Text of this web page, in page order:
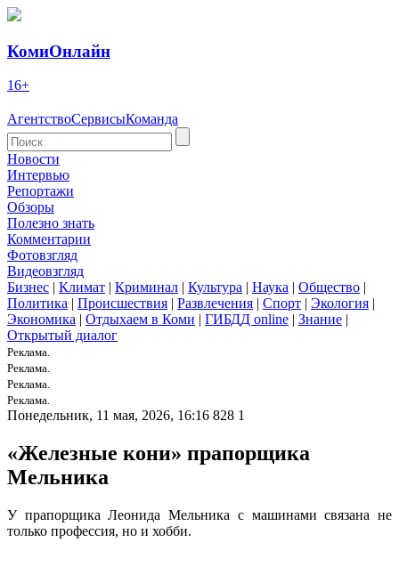
КомиОнлайн
16+
АгентствоСервисыКоманда
Новости
Интервью
Репортажи
Обзоры
Полезно знать
Комментарии
Фотовзгляд
Видеовзгляд
Бизнес | Климат | Криминал | Культура | Наука | Общество |
Политика | Происшествия | Развлечения | Спорт | Экология |
Экономика | Отдыхаем в Коми | ГИБДД online | Знание |
Открытый диалог
Реклама.
Реклама.
Реклама.
Реклама.
Понедельник, 11 мая, 2026, 16:16 828 1
«Железные кони» прапорщика
Мельника
У прапорщика Леонида Мельника с машинами связана не
только профессия, но и хобби.